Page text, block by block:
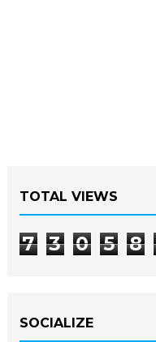
TOTAL VIEWS
7 3 0 5 8
SOCIALIZE